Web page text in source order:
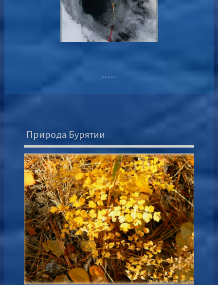
-----
Природа Бурятии